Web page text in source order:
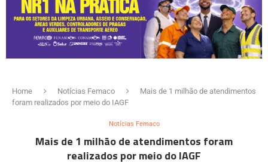
Home Notícias Femaco
Mais de 1 milhão de atendimentos
foram realizados por meio do IAGF
Notícias Femaco
Mais de 1 milhão de atendimentos foram
realizados por meio do IAGF